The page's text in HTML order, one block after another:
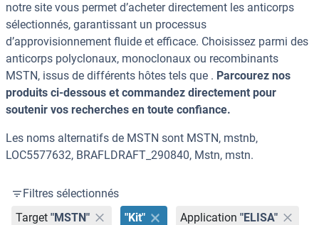
notre site vous permet d’acheter directement les anticorps
sélectionnés, garantissant un processus
d’approvisionnement fluide et efficace. Choisissez parmi des
anticorps polyclonaux, monoclonaux ou recombinants
MSTN, issus de différents hôtes tels que . Parcourez nos
produits ci-dessous et commandez directement pour
soutenir vos recherches en toute confiance.
Les noms alternatifs de MSTN sont MSTN, mstnb,
LOC5577632, BRAFLDRAFT_290840, Mstn, mstn.
Filtres sélectionnés
Target "MSTN" "Kit" Application "ELISA"